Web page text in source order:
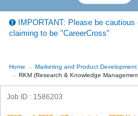
IMPORTANT: Please be
claiming to be "CareerCross"
Home Marketing and Product Development
RKM (Research & Knowledge
Job ID : 1586203